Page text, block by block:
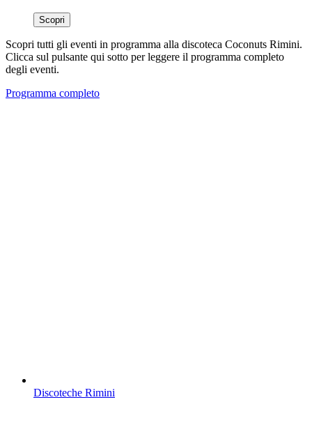
Scopri
Scopri tutti gli eventi in programma alla discoteca Coconuts Rimini.
Clicca sul pulsante qui sotto per leggere il programma completo
degli eventi.
Programma completo
Discoteche Rimini